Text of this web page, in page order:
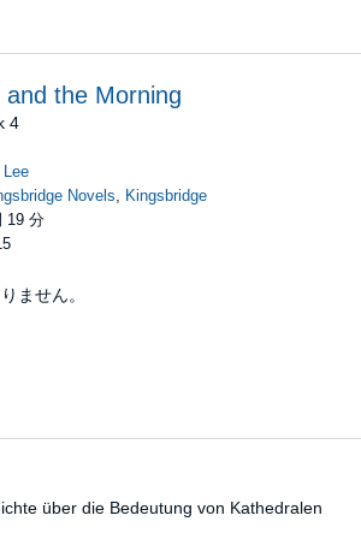
the Morning
4
Novels
Kingsbridge
19 分
ません。
über die Bedeutung von Kathedralen